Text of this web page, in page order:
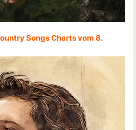
Songs Charts vom 8.